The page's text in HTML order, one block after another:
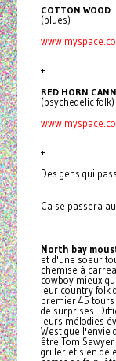
COTTON WOOD
(blues)
+
RED HORN
(psychedelic folk)
+
Des gens qui
Ca se passera
North bay
et d'une soeur
chemise à
cowboy mieux
leur country folk
premier 45
de surprises.
leurs mélodies
West que l'envie
être Tom
griller et s'en